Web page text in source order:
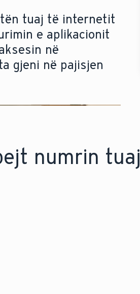
tuaj të internetit
e aplikacionit
në
gjeni në pajisjen
numrin tuaj